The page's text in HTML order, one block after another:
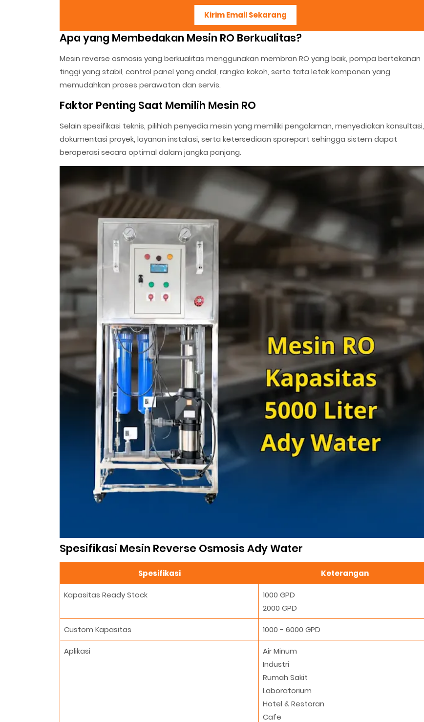
Kirim Email Sekarang
Apa yang Membedakan Mesin RO Berkualitas?
Mesin reverse osmosis yang berkualitas menggunakan membran RO yang baik, pompa bertekanan
tinggi yang stabil, control panel yang andal, rangka kokoh, serta tata letak komponen yang
memudahkan proses perawatan dan servis.
Faktor Penting Saat Memilih Mesin RO
Selain spesifikasi teknis, pilihlah penyedia mesin yang memiliki pengalaman, menyediakan konsultasi,
dokumentasi proyek, layanan instalasi, serta ketersediaan sparepart sehingga sistem dapat
beroperasi secara optimal dalam jangka panjang.
Spesifikasi Mesin Reverse Osmosis Ady Water
Spesifikasi Keterangan
Kapasitas Ready Stock
1000 GPD
2000 GPD
Custom Kapasitas 1000 - 6000 GPD
Aplikasi
Air Minum
Industri
Rumah Sakit
Laboratorium
Hotel & Restoran
Cafe